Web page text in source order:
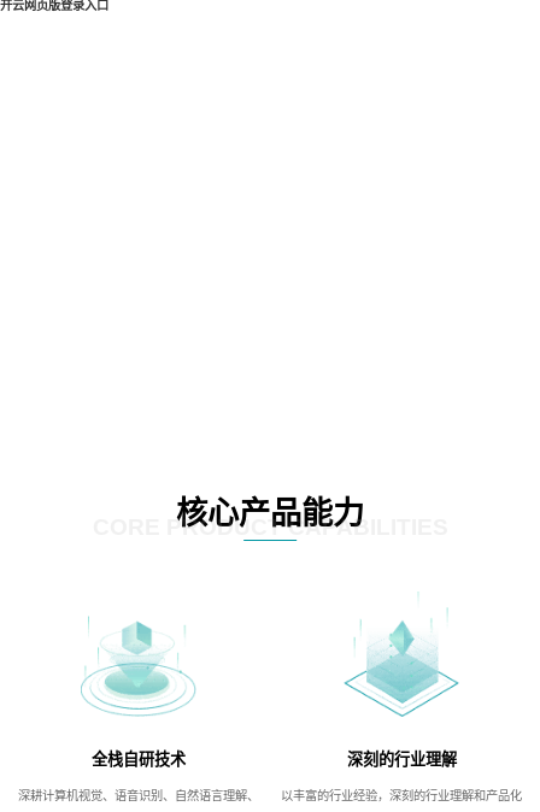
开云网页版登录入口
核心产品能力
CORE PRODUCT CAPABILITIES
全栈自研技术
深耕计算机视觉、语音识别、自然语言理解、
深刻的行业理解
以丰富的行业经验，深刻的行业理解和产品化